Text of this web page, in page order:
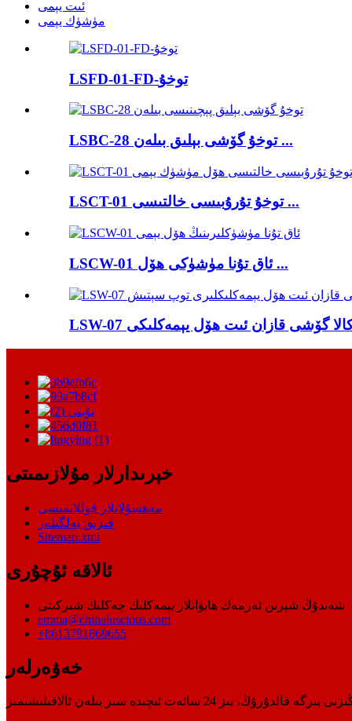
ئىت يېمى
مۈشۈك يېمى
LSFD-01-FD-توخۇ
LSBC-28 توخۇ گۆشى بېلىق بىلەن ...
LSCT-01 توخۇ تۇرۇبىسى خالتىسى ...
LSCW-01 ئاق تۇنا مۈشۈكى ھۆل ...
خېرىدارلار مۇلازىمىتى
مەھسۇلاتلار قوللانمىسى
قىزىق بەلگىلەر
Sitemap.xml
ئالاقە ئۇچۇرى
شەندۇڭ شېرىن ئەرمەك ھايۋانلار يېمەكلىك چەكلىك شىركىتى
emma@chinaluscious.com
+8613791869655
خەۋەرلەر